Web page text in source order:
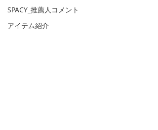
SPACY_推薦人コメント
アイテム紹介